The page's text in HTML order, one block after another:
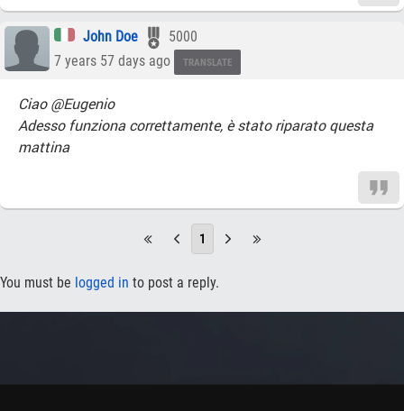
John Doe
5000
7 years 57 days ago
TRANSLATE
Ciao @Eugenio
Adesso funziona correttamente, è stato riparato questa
mattina
1
You must be logged in to post a reply.